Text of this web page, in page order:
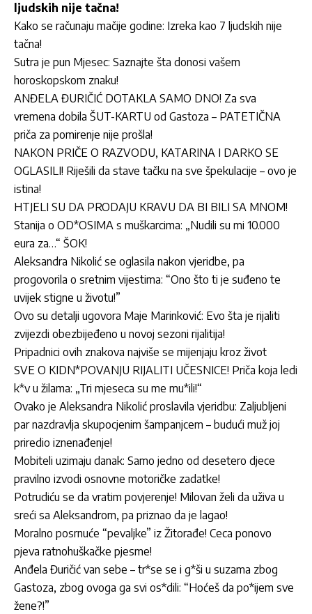
ljudskih nije tačna!
Kako se računaju mačije godine: Izreka kao 7 ljudskih nije
tačna!
Sutra je pun Mjesec: Saznajte šta donosi vašem
horoskopskom znaku!
ANĐELA ĐURIČIĆ DOTAKLA SAMO DNO! Za sva
vremena dobila ŠUT-KARTU od Gastoza – PATETIČNA
priča za pomirenje nije prošla!
NAKON PRIČE O RAZVODU, KATARINA I DARKO SE
OGLASILI! Riješili da stave tačku na sve špekulacije – ovo je
istina!
HTJELI SU DA PRODAJU KRAVU DA BI BILI SA MNOM!
Stanija o OD*OSIMA s muškarcima: „Nudili su mi 10.000
eura za…“ ŠOK!
Aleksandra Nikolić se oglasila nakon vjeridbe, pa
progovorila o sretnim vijestima: “Ono što ti je suđeno te
uvijek stigne u životu!”
Ovo su detalji ugovora Maje Marinković: Evo šta je rijaliti
zvijezdi obezbijeđeno u novoj sezoni rijalitija!
Pripadnici ovih znakova najviše se mijenjaju kroz život
SVE O KIDN*POVANJU RIJALITI UČESNICE! Priča koja ledi
k*v u žilama: „Tri mjeseca su me mu*ili!“
Ovako je Aleksandra Nikolić proslavila vjeridbu: Zaljubljeni
par nazdravlja skupocjenim šampanjcem – budući muž joj
priredio iznenađenje!
Mobiteli uzimaju danak: Samo jedno od desetero djece
pravilno izvodi osnovne motoričke zadatke!
Potrudiću se da vratim povjerenje! Milovan želi da uživa u
sreći sa Aleksandrom, pa priznao da je lagao!
Moralno posrnuće “pevaljke” iz Žitorađe! Ceca ponovo
pjeva ratnohuškačke pjesme!
Anđela Đuričić van sebe – tr*se se i g*ši u suzama zbog
Gastoza, zbog ovoga ga svi os*dili: “Hoćeš da po*ijem sve
žene?!”